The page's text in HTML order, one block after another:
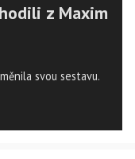
z Maxim
svou sestavu.